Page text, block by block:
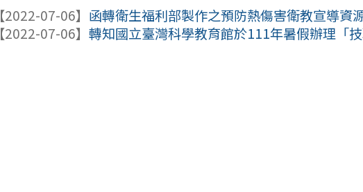
【2022-07-06】 函轉衛生福利部製作之預防熱傷害衛教宣導資
【2022-07-06】轉知國立臺灣科學教育館於111年暑假辦理「